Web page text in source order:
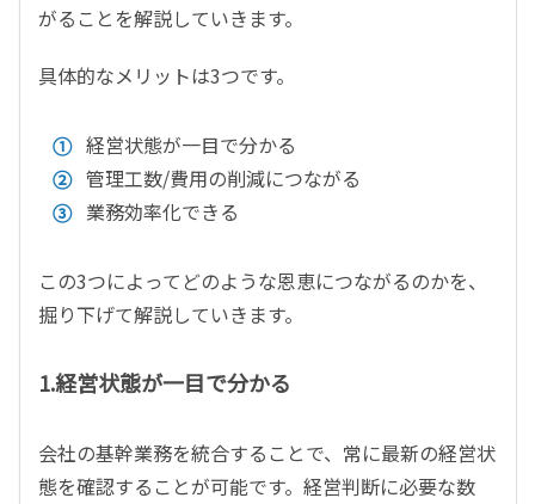
がることを解説していきます。
具体的なメリットは3つです。
経営状態が一目で分かる
管理工数/費用の削減につながる
業務効率化できる
この3つによってどのような恩恵につながるのかを、
掘り下げて解説していきます。
1.経営状態が一目で分かる
会社の基幹業務を統合することで、常に最新の経営状
態を確認することが可能です。経営判断に必要な数